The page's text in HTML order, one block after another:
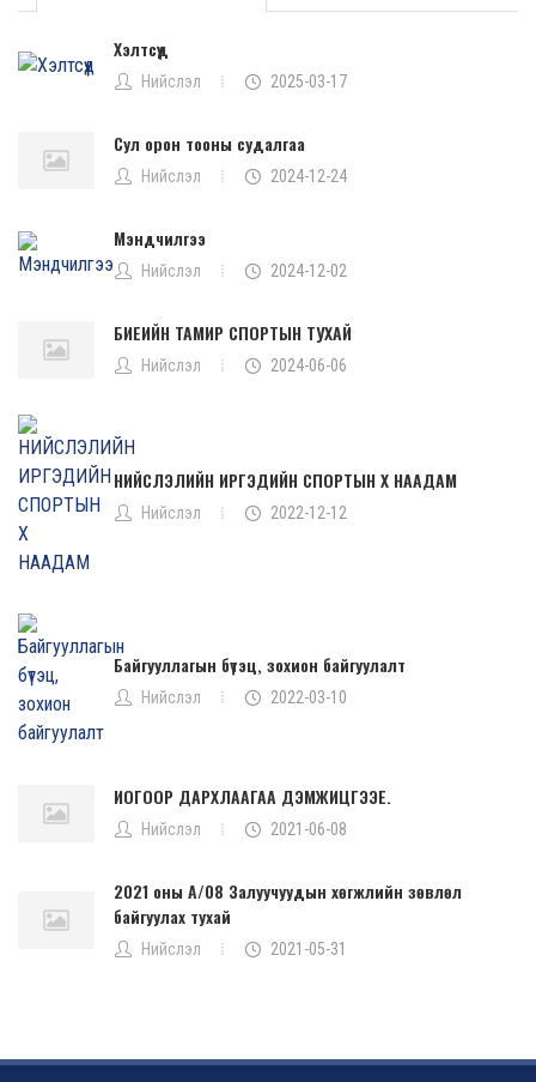
Хэлтсүүд
Нийслэл 2025-03-17
Сул орон тооны судалгаа
Нийслэл 2024-12-24
Мэндчилгээ
Нийслэл 2024-12-02
БИЕИЙН ТАМИР СПОРТЫН ТУХАЙ
Нийслэл 2024-06-06
НИЙСЛЭЛИЙН ИРГЭДИЙН СПОРТЫН Х НААДАМ
Нийслэл 2022-12-12
Байгууллагын бүтэц, зохион байгуулалт
Нийслэл 2022-03-10
ИОГООР ДАРХЛААГАА ДЭМЖИЦГЭЭЕ.
Нийслэл 2021-06-08
2021 оны А/08 Залуучуудын хөгжлийн зөвлөл
байгуулах тухай
Нийслэл 2021-05-31